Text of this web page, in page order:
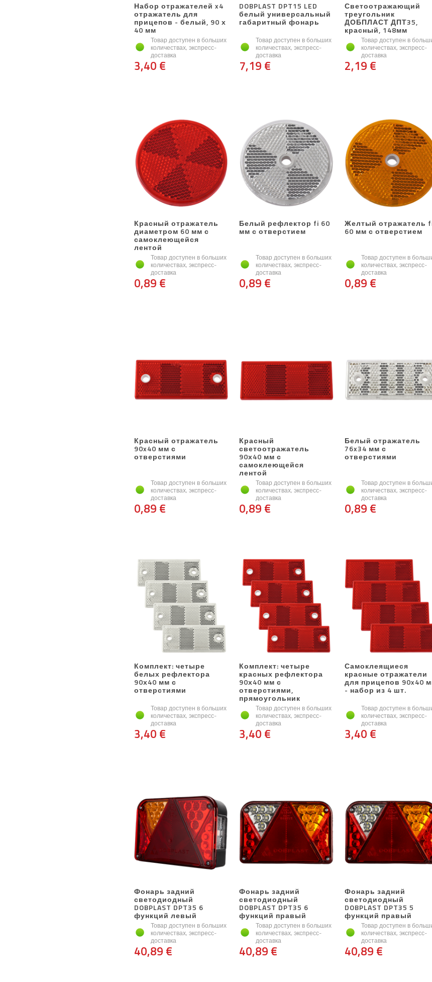
Набор отражателей x4
отражатель для
прицепов - белый, 90 х
40 мм
Товар доступен в больших
количествах, экспресс-
доставка
3,40 €
DOBPLAST DPT15 LED
белый универсальный
габаритный фонарь
Товар доступен в больших
количествах, экспресс-
доставка
7,19 €
Светоотражающий
треугольник
ДОБПЛАСТ ДПТ35,
красный, 148мм
Товар доступен в
количествах, экспресс-
доставка
2,19 €
Красный отражатель
диаметром 60 мм с
самоклеющейся
лентой
Товар доступен в больших
количествах, экспресс-
доставка
0,89 €
Белый рефлектор fi 60
мм с отверстием
Товар доступен в больших
количествах, экспресс-
доставка
0,89 €
Желтый отражатель
60 мм с отверстием
Товар доступен в
количествах, экспресс-
доставка
0,89 €
Красный отражатель
90x40 мм с
отверстиями
Товар доступен в больших
количествах, экспресс-
доставка
0,89 €
Красный
светоотражатель
90х40 мм с
самоклеющейся
лентой
Товар доступен в больших
количествах, экспресс-
доставка
0,89 €
Белый отражатель
76x34 мм с
отверстиями
Товар доступен в
количествах, экспресс-
доставка
0,89 €
Комплект: четыре
белых рефлектора
90х40 мм с
отверстиями
Товар доступен в больших
количествах, экспресс-
доставка
3,40 €
Комплект: четыре
красных рефлектора
90х40 мм с
отверстиями,
прямоугольник
Товар доступен в больших
количествах, экспресс-
доставка
3,40 €
Самоклеящиеся
красные отражатели
для прицепов 90x40
- набор из 4 шт.
Товар доступен в
количествах, экспресс-
доставка
3,40 €
Фонарь задний
светодиодный
DOBPLAST DPT35 6
функций левый
Товар доступен в больших
количествах, экспресс-
доставка
40,89 €
Фонарь задний
светодиодный
DOBPLAST DPT35 6
функций правый
Товар доступен в больших
количествах, экспресс-
доставка
40,89 €
Фонарь задний
светодиодный
DOBPLAST DPT35 5
функций правый
Товар доступен в
количествах, экспресс-
доставка
40,89 €